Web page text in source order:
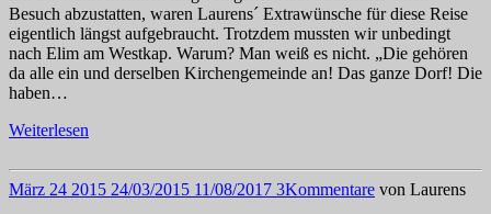
Besuch abzustatten, waren Laurens´ Extrawünsche für diese Reise
eigentlich längst aufgebraucht. Trotzdem mussten wir unbedingt
nach Elim am Westkap. Warum? Man weiß es nicht. „Die gehören
da alle ein und derselben Kirchengemeinde an! Das ganze Dorf! Die
haben…
Weiterlesen
März 24 2015 24/03/2015 11/08/2017 3Kommentare von Laurens